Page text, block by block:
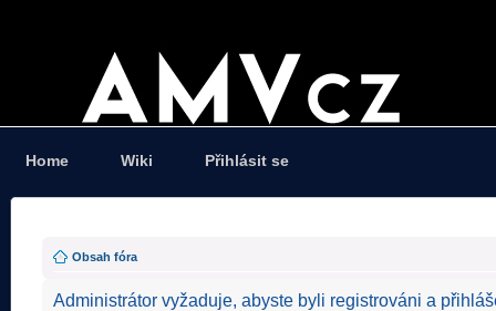
Home Wiki Přihlásit se
Obsah fóra
Administrátor vyžaduje, abyste byli registrováni a